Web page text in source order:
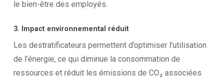
le bien-être des employés.
3. Impact environnemental réduit
Les destratificateurs permettent d’optimiser l’utilisation
de l’énergie, ce qui diminue la consommation de
ressources et réduit les émissions de CO₂ associées